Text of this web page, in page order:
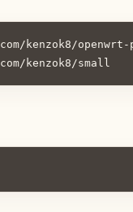
kenzok8/openwrt-
kenzok8/small